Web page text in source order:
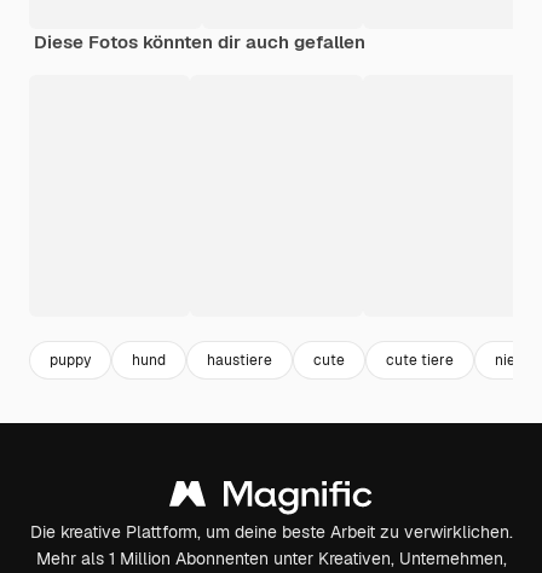
Diese Fotos könnten dir auch gefallen
puppy hund haustiere cute cute tiere
Die kreative Plattform, um deine beste Arbeit zu verwirklichen.
Mehr als 1 Million Abonnenten unter Kreativen, Unternehmen,